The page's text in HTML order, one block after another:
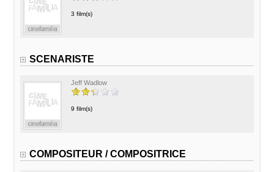
3 film(s)
SCENARISTE
Jeff Wadlow
9 film(s)
COMPOSITEUR / COMPOSITRICE